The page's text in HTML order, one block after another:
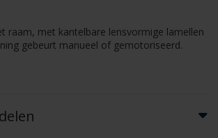
raam, met kantelbare lensvormige lamellen
gebeurt manueel of gemotoriseerd.